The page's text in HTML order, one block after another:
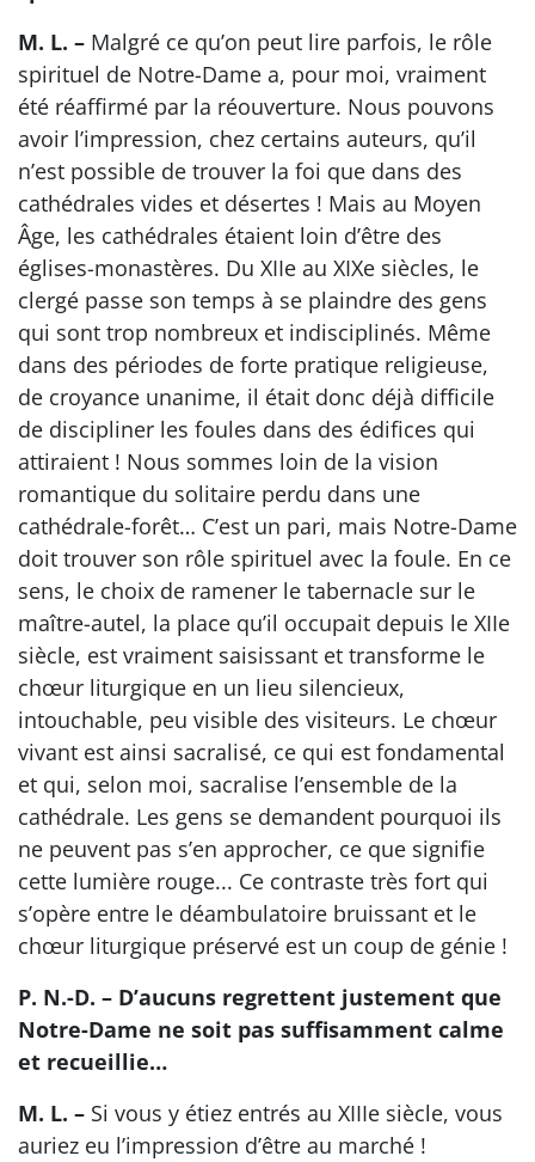
M. L. – Malgré ce qu’on peut lire parfois, le rôle
spirituel de Notre-Dame a, pour moi, vraiment
été réaffirmé par la réouverture. Nous pouvons
avoir l’impression, chez certains auteurs, qu’il
n’est possible de trouver la foi que dans des
cathédrales vides et désertes ! Mais au Moyen
Âge, les cathédrales étaient loin d’être des
églises-monastères. Du XIIe au XIXe siècles, le
clergé passe son temps à se plaindre des gens
qui sont trop nombreux et indisciplinés. Même
dans des périodes de forte pratique religieuse,
de croyance unanime, il était donc déjà difficile
de discipliner les foules dans des édifices qui
attiraient ! Nous sommes loin de la vision
romantique du solitaire perdu dans une
cathédrale-forêt… C’est un pari, mais Notre-Dame
doit trouver son rôle spirituel avec la foule. En ce
sens, le choix de ramener le tabernacle sur le
maître-autel, la place qu’il occupait depuis le XIIe
siècle, est vraiment saisissant et transforme le
chœur liturgique en un lieu silencieux,
intouchable, peu visible des visiteurs. Le chœur
vivant est ainsi sacralisé, ce qui est fondamental
et qui, selon moi, sacralise l’ensemble de la
cathédrale. Les gens se demandent pourquoi ils
ne peuvent pas s’en approcher, ce que signifie
cette lumière rouge... Ce contraste très fort qui
s’opère entre le déambulatoire bruissant et le
chœur liturgique préservé est un coup de génie !
P. N.-D. – D’aucuns regrettent justement que
Notre-Dame ne soit pas suffisamment calme
et recueillie…
M. L. – Si vous y étiez entrés au XIIIe siècle, vous
auriez eu l’impression d’être au marché !